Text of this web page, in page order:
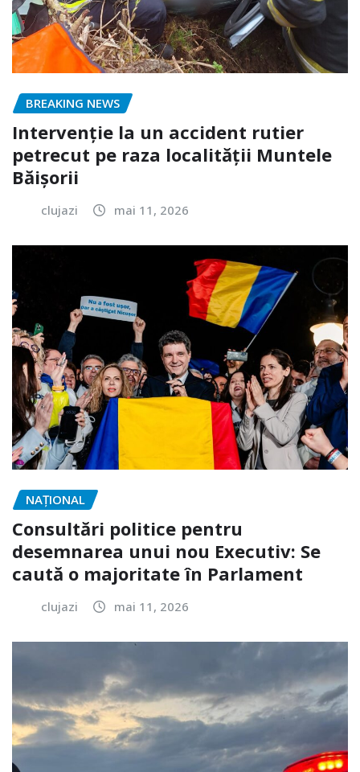
BREAKING NEWS
Intervenție la un accident rutier
petrecut pe raza localității Muntele
Băișorii
clujazi mai 11, 2026
NAŢIONAL
Consultări politice pentru
desemnarea unui nou Executiv: Se
caută o majoritate în Parlament
clujazi mai 11, 2026